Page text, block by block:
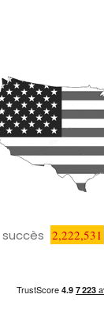
2,222,531